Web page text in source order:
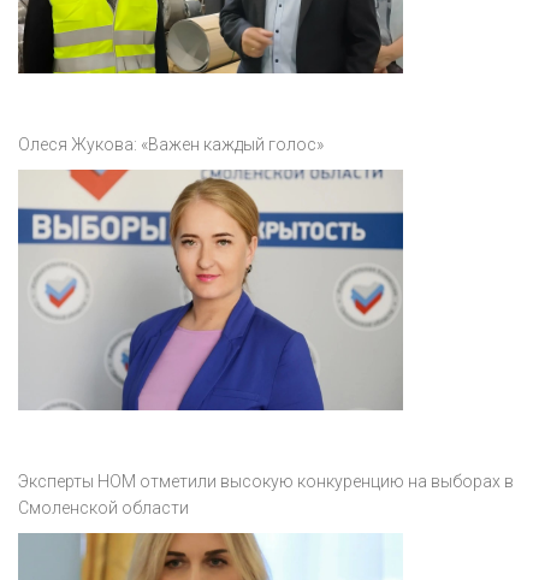
Олеся Жукова: «Важен каждый голос»
Эксперты НОМ отметили высокую конкуренцию на выборах в
Смоленской области